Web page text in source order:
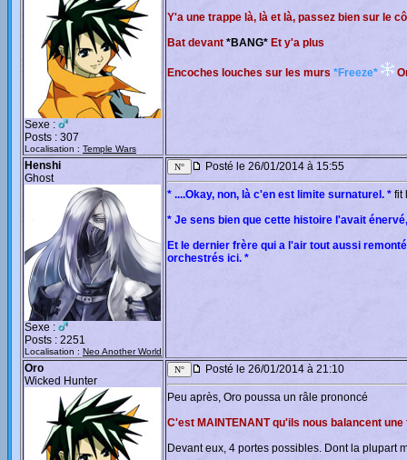
Sexe :
Posts : 307
Localisation : Temple Wars
Y'a une trappe là, là et là, passez bien sur le
Bat devant *BANG* Et y'a plus
Encoches louches sur les murs *Freeze*
Henshi
Ghost
Sexe :
Posts : 2251
Localisation : Neo Another World
Posté le 26/01/2014 à 15:55
* ....Okay, non, là c'en est limite surnaturel. * fit
* Je sens bien que cette histoire l'avait
Et le dernier frère qui a l'air tout aussi
orchestrés ici. *
Oro
Wicked Hunter
Posté le 26/01/2014 à 21:10
Peu après, Oro poussa un râle prononcé
C'est MAINTENANT qu'ils nous balancent
Devant eux, 4 portes possibles. Dont la plupart